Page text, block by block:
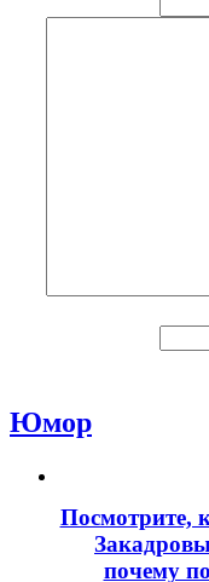
Юмор
Посмотрите,
почему